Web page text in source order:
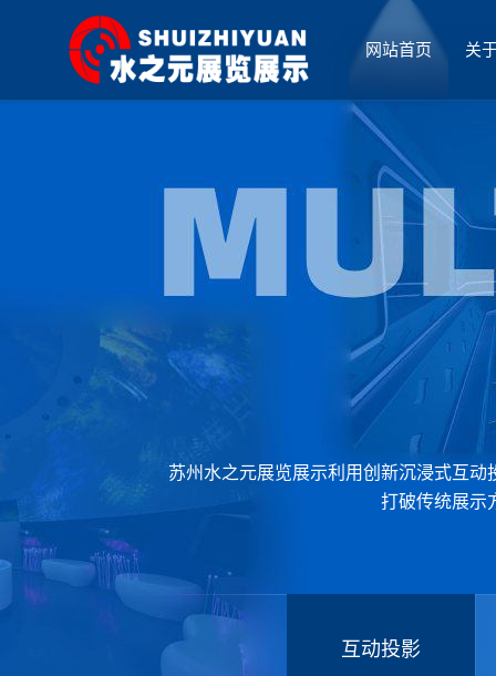
网站首页 关
苏州水之元展览展示利用创新沉浸式互
打破传统展示
互动投影